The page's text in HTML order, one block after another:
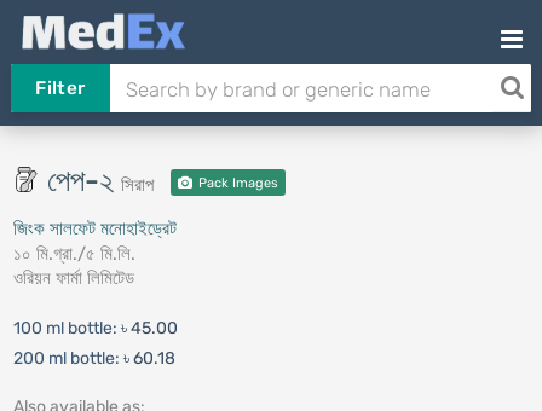
Filter
পেপ-২ সিরাপ Pack Images
জিংক সালফেট মনোহাইড্রেট
১০ মি.গ্রা./৫ মি.লি.
ওরিয়ন ফার্মা লিমিটেড
100 ml bottle: ৳ 45.00
200 ml bottle: ৳ 60.18
Also available as: